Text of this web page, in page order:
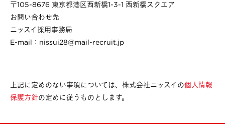
〒105-8676 東京都港区西新橋1-3-1 西新橋スクエア
お問い合わせ先
ニッスイ採用事務局
E-mail： nissui28@mail-recruit.jp
上記に定めのない事項については、株式会社ニッスイの個人情報
保護方針の定めに従うものとします。